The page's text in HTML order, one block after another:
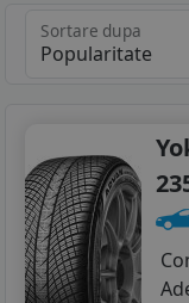
Sortare dupa